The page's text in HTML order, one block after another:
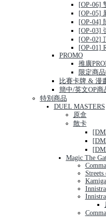
[OP-06]
[OP-05]
[OP-04]
[OP-03]
[OP-02]
[OP-01]
PROMO
推廣
限定商
比賽卡牌 & 漫
簡中/英文OP商
特別商品
DUEL MASTERS
原盒
散卡
Magic The